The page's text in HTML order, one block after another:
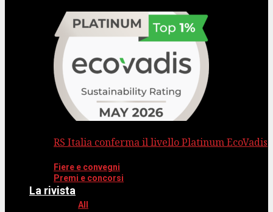
RS Italia conferma il livello Platinum EcoVadis
Fiere e convegni
Premi e concorsi
La rivista
All